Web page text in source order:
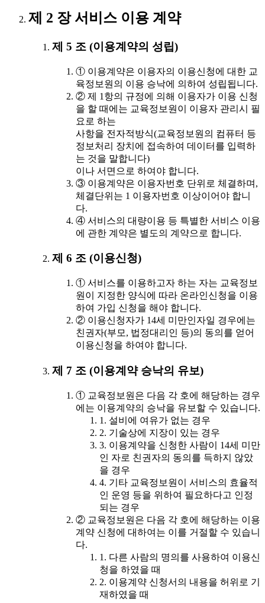
제 2 장 서비스 이용 계약
제 5 조 (이용계약의 성립)
① 이용계약은 이용자의 이용신청에 대한 교
육정보원의 이용 승낙에 의하여 성립됩니다.
② 제 1항의 규정에 의해 이용자가 이용 신청
을 할 때에는 교육정보원이 이용자 관리시 필
요로 하는
사항을 전자적방식(교육정보원의 컴퓨터 등
정보처리 장치에 접속하여 데이터를 입력하
는 것을 말합니다)
이나 서면으로 하여야 합니다.
③ 이용계약은 이용자번호 단위로 체결하며,
체결단위는 1 이용자번호 이상이어야 합니
다.
④ 서비스의 대량이용 등 특별한 서비스 이용
에 관한 계약은 별도의 계약으로 합니다.
제 6 조 (이용신청)
① 서비스를 이용하고자 하는 자는 교육정보
원이 지정한 양식에 따라 온라인신청을 이용
하여 가입 신청을 해야 합니다.
② 이용신청자가 14세 미만인자일 경우에는
친권자(부모, 법정대리인 등)의 동의를 얻어
이용신청을 하여야 합니다.
제 7 조 (이용계약 승낙의 유보)
① 교육정보원은 다음 각 호에 해당하는 경우
에는 이용계약의 승낙을 유보할 수 있습니다.
1. 설비에 여유가 없는 경우
2. 기술상에 지장이 있는 경우
3. 이용계약을 신청한 사람이 14세 미만
인 자로 친권자의 동의를 득하지 않았
을 경우
4. 기타 교육정보원이 서비스의 효율적
인 운영 등을 위하여 필요하다고 인정
되는 경우
② 교육정보원은 다음 각 호에 해당하는 이용
계약 신청에 대하여는 이를 거절할 수 있습니
다.
1. 다른 사람의 명의를 사용하여 이용신
청을 하였을 때
2. 이용계약 신청서의 내용을 허위로 기
재하였을 때